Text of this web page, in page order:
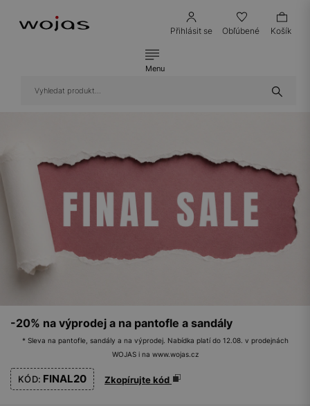
Přihlásit se Obľúbené Košík
Menu
-20% na výprodej a na pantofle a sandály
* Sleva na pantofle, sandály a na výprodej. Nabídka platí do 12.08. v prodejnách
WOJAS i na www.wojas.cz
KÓD: FINAL20 Zkopírujte kód